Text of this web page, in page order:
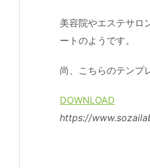
美容院やエステサロ
ートのようです。
尚、こちらのテンプ
DOWNLOAD
https://